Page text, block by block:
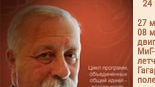
24
27
08